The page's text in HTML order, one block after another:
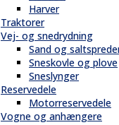
Harver
Traktorer
Vej- og snedrydning
Sand og
Sneskovle og plove
Sneslynger
Reservedele
Motorreservedele
Vogne og anhængere